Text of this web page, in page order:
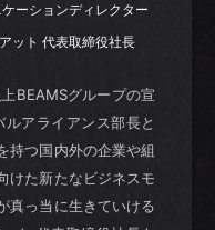
ーションディレクター
アット 代表取締役社長
BEAMSグループの宣
アライアンス部長と
持つ国内外の企業や組
けた新たなビジネスモ
真っ当に生きていける